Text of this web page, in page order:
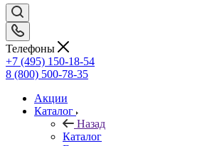
Телефоны
+7 (495) 150-18-54
8 (800) 500-78-35
Акции
Каталог
Назад
Каталог